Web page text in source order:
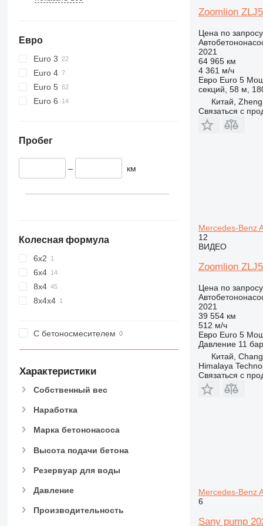
Евро
Euro 3
Euro 4
Euro 5
Euro 6
Пробег
– км
Колесная формула
6x2
6x4
8x4
8x4x4
С бетоносмесителем
Характеристики
Собственный вес
Наработка
Марка бетононасоса
Высота подачи бетона
Резервуар для воды
Давление
Производительность
Zoomlion
Цена по запросу
2021
64 965 км
4 361 м/ч
Евро Euro 5
секций, 58 м,
Китай,
Связаться с
Mercedes-Benz
12
ВИДЕО
Zoomlion
Цена по запросу
2021
39 554 км
512 м/ч
Евро Euro 5
Давление 11 бар
Китай,
Himalaya
Связаться с
Mercedes-Benz
6
Sany pump